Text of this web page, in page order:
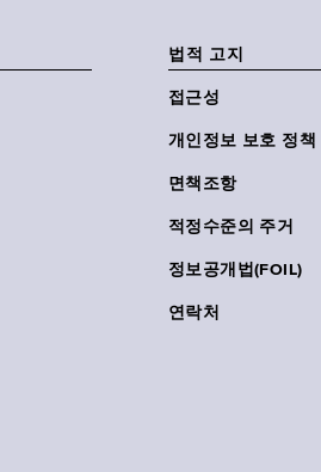
법적 고지
접근성
개인정보 보호 정책
면책조항
적정수준의 주거
정보공개법(FOIL)
연락처